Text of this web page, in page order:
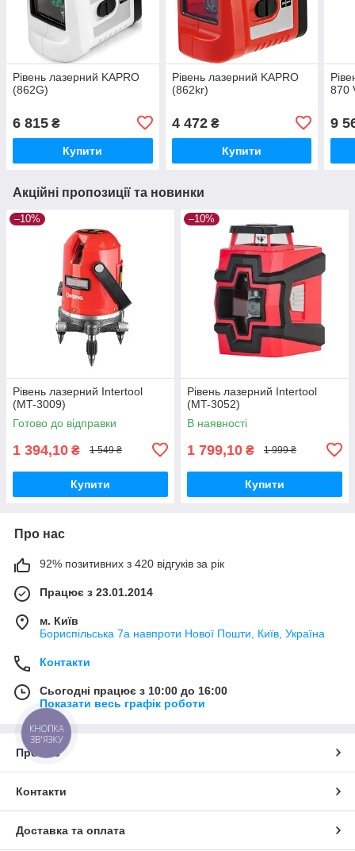
Рівень лазерний KAPRO
(862G)
6 815 ₴
Купити
Рівень лазерний KAPRO
(862kr)
4 472₴
Купити
870
9
Акційні пропозиції та новинки
–10%
Рівень лазерний Intertool
(MT-3009)
Готово до відправки
1 394,10 ₴ 1 549 ₴
Купити
–10%
Рівень лазерний Intertool
(MT-3052)
В наявності
1 799,10 ₴ 1 999 ₴
Купити
Про нас
92% позитивних з 420 відгуків за рік
Працює з 23.01.2014
м. Київ
Бориспільська 7а навпроти Нової Пошти, Київ, Україна
Контакти
Сьогодні працює з 10:00 до 16:00
Показати весь графік роботи
Про нас
Контакти
Доставка та оплата
КНОПКА
ЗВ'ЯЗКУ